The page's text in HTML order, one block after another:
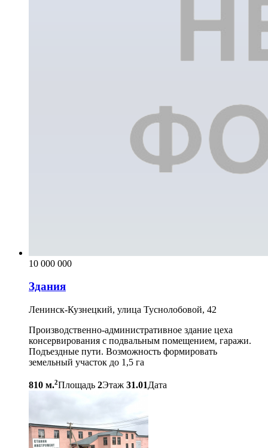
10 000 000
Здания
Ленинск-Кузнецкий, улица Туснолобовой, 42
Производственно-административное здание цеха
консервирования с подвальным помещением, гаражи.
Подъездные пути. Возможность формировать
земельный участок до 1,5 га
810 м.2Площадь 2Этаж 31.01Дата